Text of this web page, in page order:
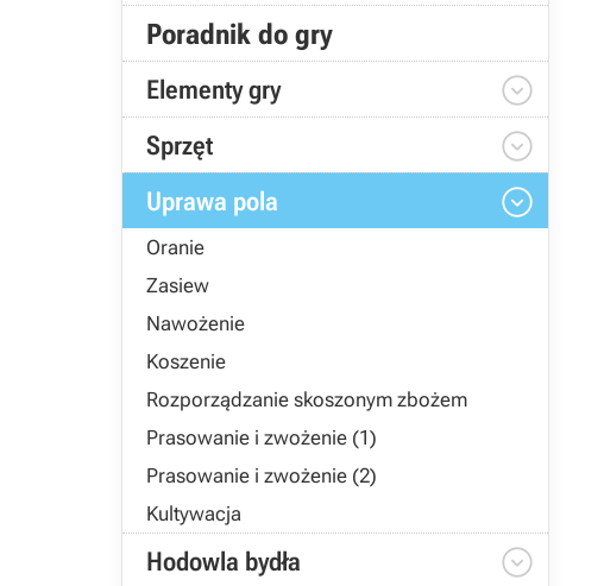
Poradnik do gry
Elementy gry 
Sprzęt 
Uprawa pola 
Oranie
Zasiew
Nawożenie
Koszenie
Rozporządzanie skoszonym zbożem
Prasowanie i zwożenie (1)
Prasowanie i zwożenie (2)
Kultywacja
Hodowla bydła 